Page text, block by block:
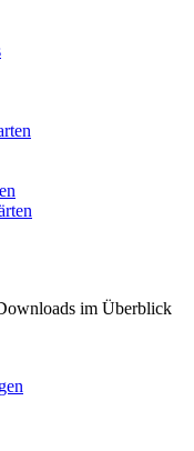
im Überblick